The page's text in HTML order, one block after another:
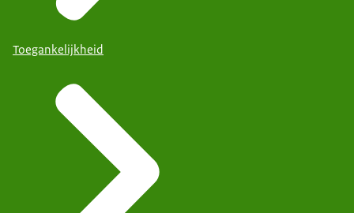
Toegankelijkheid